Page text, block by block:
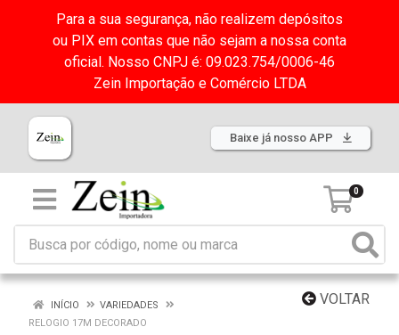
Para a sua segurança, não realizem depósitos
ou PIX em contas que não sejam a nossa conta
oficial. Nosso CNPJ é: 09.023.754/0006-46
Zein Importação e Comércio LTDA
Baixe já nosso APP
0
VOLTAR
INÍCIO
VARIEDADES
RELOGIO 17M DECORADO